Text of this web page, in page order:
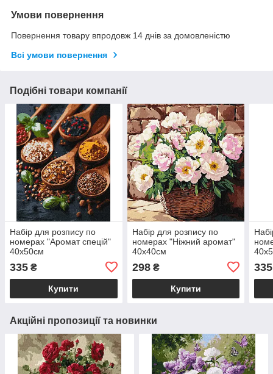
Умови повернення
Повернення товару впродовж 14 днів за домовленістю
Всі умови повернення
Подібні товари компанії
Набір для розпису по
номерах "Аромат спецій"
40х50см
335 ₴
Купити
Набір для розпису по
номерах "Ніжний аромат"
40х40см
298₴
Купити
335
Акційні пропозиції та новинки